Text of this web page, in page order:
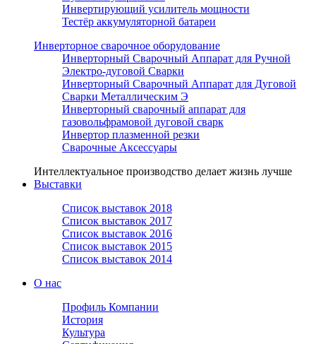
Инвертирующий усилитель мощности
Тестёр аккумуляторной батареи
Инверторное сварочное оборудование
Инверторный Сварочный Аппарат для Ручной
Электро-дуговой Сварки
Инверторный Сварочный Аппарат для Дуговой
Сварки Металлическим Э
Инверторный сварочный аппарат для
газовольфрамовой дуговой сварк
Инвертор плазменной резки
Сварочные Аксессуары
Интеллектуальное производство делает жизнь лучше
Выставки
Список выставок 2018
Список выставок 2017
Список выставок 2016
Список выставок 2015
Список выставок 2014
О нас
Профиль Компании
История
Культура